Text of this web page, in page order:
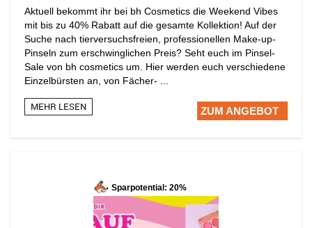
Aktuell bekommt ihr bei bh Cosmetics die Weekend Vibes
mit bis zu 40% Rabatt auf die gesamte Kollektion! Auf der
Suche nach tierversuchsfreien, professionellen Make-up-
Pinseln zum erschwinglichen Preis? Seht euch im Pinsel-
Sale von bh cosmetics um. Hier werden euch verschiedene
Einzelbürsten an, von Fächer- ...
MEHR LESEN ZUM ANGEBOT
Sparpotential: 20%